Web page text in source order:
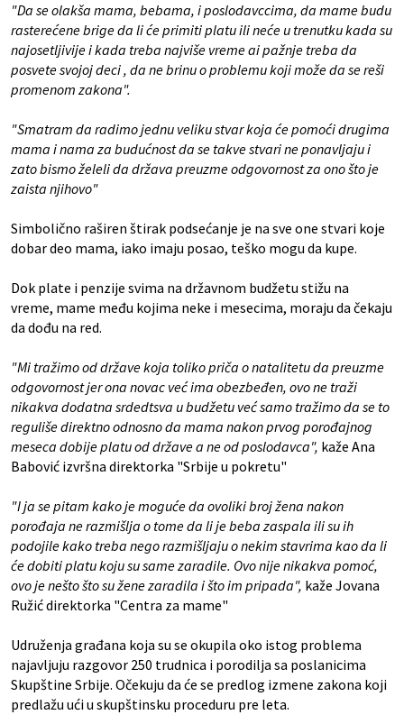
"Da se olakša mama, bebama, i poslodavccima, da mame budu
rasterećene brige da li će primiti platu ili neće u trenutku kada su
najosetljivije i kada treba najviše vreme ai pažnje treba da
posvete svojoj deci , da ne brinu o problemu koji može da se reši
promenom zakona".
"Smatram da radimo jednu veliku stvar koja će pomoći drugima
mama i nama za budućnost da se takve stvari ne ponavljaju i
zato bismo želeli da država preuzme odgovornost za ono što je
zaista njihovo"
Simbolično raširen štirak podsećanje je na sve one stvari koje
dobar deo mama, iako imaju posao, teško mogu da kupe.
Dok plate i penzije svima na državnom budžetu stižu na
vreme, mame među kojima neke i mesecima, moraju da čekaju
da dođu na red.
"Mi tražimo od države koja toliko priča o natalitetu da preuzme
odgovornost jer ona novac već ima obezbeđen, ovo ne traži
nikakva dodatna srdedtsva u budžetu već samo tražimo da se to
reguliše direktno odnosno da mama nakon prvog porođajnog
meseca dobije platu od države a ne od poslodavca", kaže Ana
Babović izvršna direktorka "Srbije u pokretu"
"I ja se pitam kako je moguće da ovoliki broj žena nakon
porođaja ne razmišlja o tome da li je beba zaspala ili su ih
podojile kako treba nego razmišljaju o nekim stavrima kao da li
će dobiti platu koju su same zaradile. Ovo nije nikakva pomoć,
ovo je nešto što su žene zaradila i što im pripada", kaže Jovana
Ružić direktorka "Centra za mame"
Udruženja građana koja su se okupila oko istog problema
najavljuju razgovor 250 trudnica i porodilja sa poslanicima
Skupštine Srbije. Očekuju da će se predlog izmene zakona koji
predlažu ući u skupštinsku proceduru pre leta.